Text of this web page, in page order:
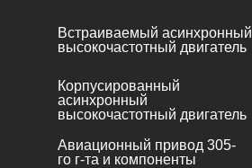
Авиационный привод 305-
го г-та и компоненты
Корпусированный
асинхронный
высокочастотный двигатель
Встраиваемый асинхронный
высокочастотный двигатель